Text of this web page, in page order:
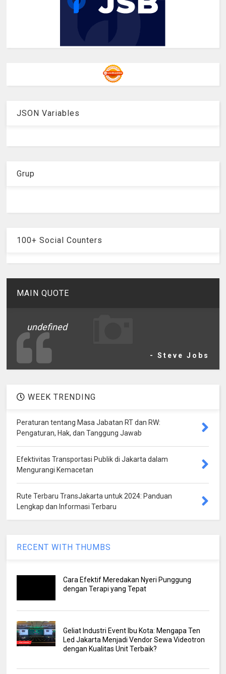
JSON Variables
Grup
100+ Social Counters
MAIN QUOTE
undefined
- Steve Jobs
WEEK TRENDING
Peraturan tentang Masa Jabatan RT dan RW:
Pengaturan, Hak, dan Tanggung Jawab
Efektivitas Transportasi Publik di Jakarta dalam
Mengurangi Kemacetan
Rute Terbaru TransJakarta untuk 2024: Panduan
Lengkap dan Informasi Terbaru
RECENT WITH THUMBS
Cara Efektif Meredakan Nyeri Punggung
dengan Terapi yang Tepat
Geliat Industri Event Ibu Kota: Mengapa Ten
Led Jakarta Menjadi Vendor Sewa Videotron
dengan Kualitas Unit Terbaik?